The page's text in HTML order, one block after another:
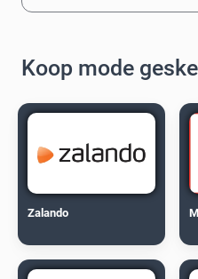
Koop mode
Zalando